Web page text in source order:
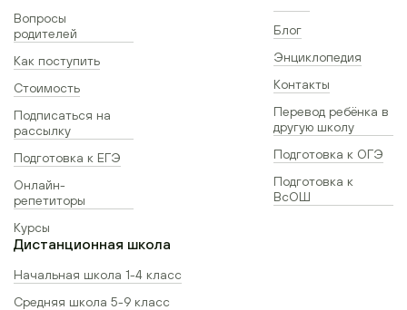
Вопросы
родителей
Как поступить
Стоимость
Подписаться на
рассылку
Подготовка к ЕГЭ
Онлайн-
репетиторы
Курсы
Блог
Энциклопедия
Контакты
Перевод ребёнка в
другую школу
Подготовка к ОГЭ
Подготовка к
ВсОШ
Дистанционная школа
Начальная школа 1-4 класс
Средняя школа 5-9 класс